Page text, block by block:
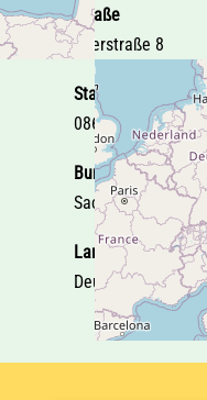
Straße
Egerstraße 8
Stadt
08606 Oelsnitz i.V.
Bundesland
Sachsen
Land
Deutschland